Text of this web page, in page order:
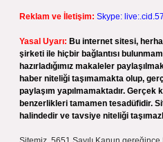
Reklam ve İletişim: Skype:
Yasal Uyarı: Bu internet sitesi,
şirketi ile hiçbir bağlantısı
hazırladığımız makaleler
haber niteliği taşımamakta olup,
paylaşım yapılmamaktadır.
benzerlikleri tamamen tesadüfidir.
halindedir ve tavsiye niteliği